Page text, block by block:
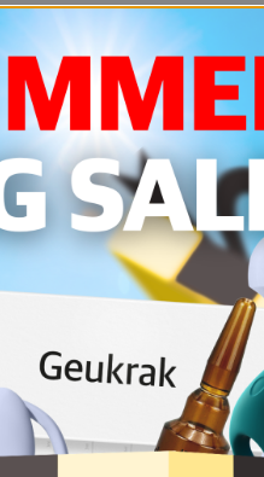
-잠수타버린-그것도-ebabba49
터-알바를-하구있는-8b349fe2
하는데-어디서부터-a47fc112
-심해서-눈치싸움하-92af6134
얼-오감자-넘-고민-a7daee49
다-보며-카페-투어-9e6ed0e5
다-보며-카페-투어-b14ec47d
어진짜-막막하다-9b265b4
바꿔아까-뱁새군단-e7fdf7d